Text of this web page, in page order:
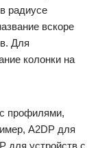
радиусе
вскоре
Для
колонки на
профилями,
A2DP для
для устройств с